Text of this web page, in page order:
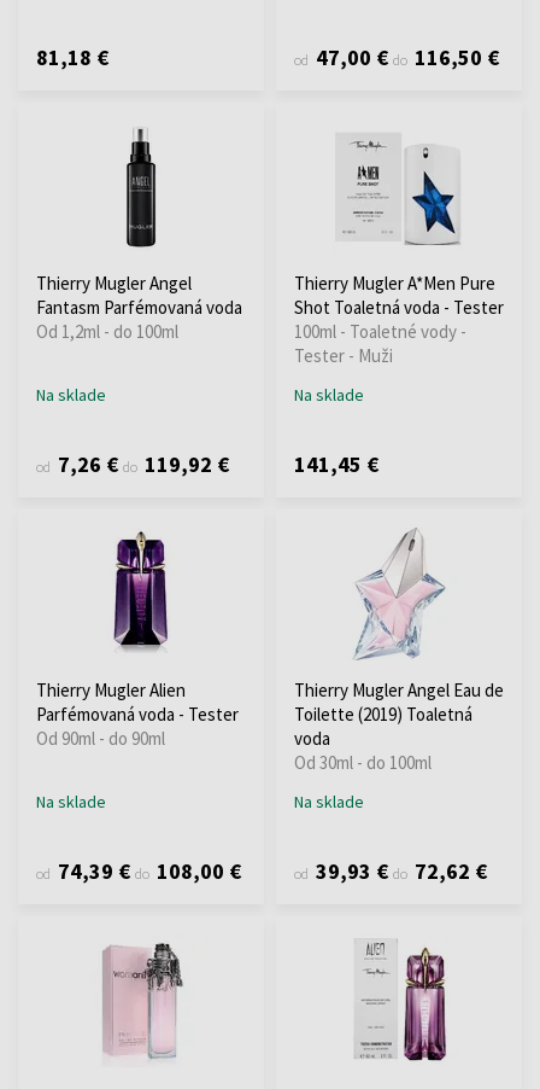
81,18 € od 47,00 € do 116,50 €
Thierry Mugler Angel
Fantasm Parfémovaná voda
Od 1,2ml - do 100ml
Na sklade
od 7,26 € do 119,92 €
Thierry Mugler A*Men Pure
Shot Toaletná voda - Tester
100ml - Toaletné vody -
Tester - Muži
Na sklade
141,45 €
Thierry Mugler Alien
Parfémovaná voda - Tester
Od 90ml - do 90ml
Na sklade
od 74,39 € do 108,00 €
Thierry Mugler Angel Eau de
Toilette (2019) Toaletná
voda
Od 30ml - do 100ml
Na sklade
od 39,93 € do 72,62 €